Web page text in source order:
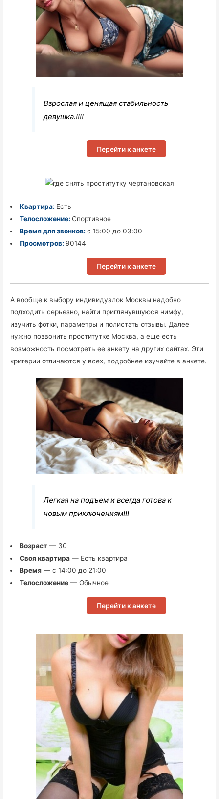
Взрослая и ценящая стабильность
девушка.!!!!
Перейти к анкете
Квартира: Есть
Телосложение: Спортивное
Время для звонков: с 15:00 до 03:00
Просмотров: 90144
Перейти к анкете
А вообще к выбору индивидуалок Москвы надобно
подходить серьезно, найти приглянувшуюся нимфу,
изучить фотки, параметры и полистать отзывы. Далее
нужно позвонить проститутке Москва, а еще есть
возможность посмотреть ее анкету на других сайтах. Эти
критерии отличаются у всех, подробнее изучайте в анкете.
Легкая на подъем и всегда готова к
новым приключениям!!!
Возраст— 30
Своя квартира— Есть квартира
Время — с 14:00 до 21:00
Телосложение— Обычное
Перейти к анкете